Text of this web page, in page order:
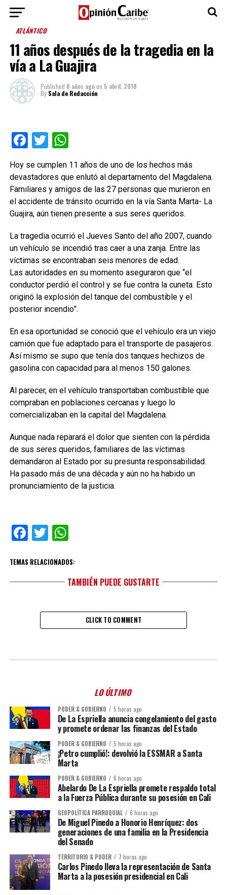
ATLÁNTICO
11 años después de la tragedia en la
vía a La Guajira
Published 8 años agoon 5 abril, 2018
By Sala de Redacción
Facebook
TwitterWhatsApp
Hoy se cumplen 11 años de uno de los hechos más
devastadores que enlutó al departamento del Magdalena.
Familiares y amigos de las 27 personas que murieron en
el accidente de tránsito ocurrido en la vía Santa Marta- La
Guajira, aún tienen presente a sus seres queridos.
La tragedia ocurrió el Jueves Santo del año 2007, cuando
un vehículo se incendió tras caer a una zanja. Entre las
víctimas se encontraban seis menores de edad.
Las autoridades en su momento aseguraron que “el
conductor perdió el control y se fue contra la cuneta. Esto
originó la explosión del tanque del combustible y el
posterior incendio”.
En esa oportunidad se conoció que el vehículo era un viejo
camión que fue adaptado para el transporte de pasajeros.
Así mismo se supo que tenía dos tanques hechizos de
gasolina con capacidad para al menos 150 galones.
Al parecer, en el vehículo transportaban combustible que
compraban en poblaciones cercanas y luego lo
comercializaban en la capital del Magdalena.
Aunque nada reparará el dolor que sienten con la pérdida
de sus seres queridos, familiares de las víctimas
demandaron al Estado por su presunta responsabilidad.
Ha pasado más de una década y aún no ha habido un
pronunciamiento de la justicia.
Facebook
TwitterWhatsApp
TEMAS RELACIONADOS:
TAMBIÉN PUEDE GUSTARTE
CLICK TO COMMENT
LO ÚLTIMO
PODER & GOBIERNO 5 horas ago
De La Espriella anuncia congelamiento del gasto
y promete ordenar las finanzas del Estado
PODER & GOBIERNO 5 horas ago
¡Petro cumplió!: devolvió la ESSMAR a Santa
Marta
PODER & GOBIERNO 6 horas ago
Abelardo De La Espriella promete respaldo total
a la Fuerza Pública durante su posesión en Cali
GEOPOLÍTICA PARROQUIAL 6 horas ago
De Miguel Pinedo a Honorio Henríquez: dos
generaciones de una familia en la Presidencia
del Senado
TERRITORIO & PODER 7 horas ago
Carlos Pinedo lleva la representación de Santa
Marta a la posesión presidencial en Cali